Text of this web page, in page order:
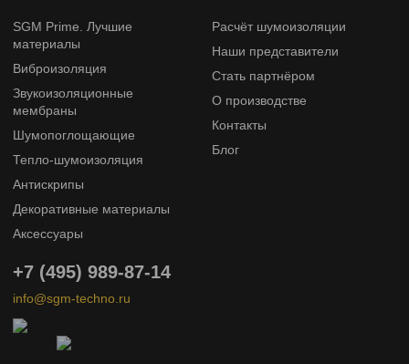
SGM Prime. Лучшие
материалы
Виброизоляция
Звукоизоляционные
мембраны
Шумопоглощающие
Тепло-шумоизоляция
Антискрипы
Декоративные материалы
Аксессуары
Расчёт шумоизоляции
Наши представители
Стать партнёром
О производстве
Контакты
Блог
+7 (495) 989-87-14
info@sgm-techno.ru